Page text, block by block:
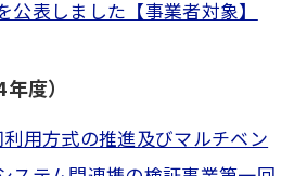
公表しました【事業者対象】
度）
用方式の推進及びマルチベン